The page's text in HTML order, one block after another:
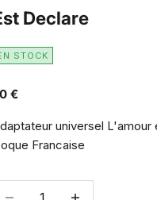
Declare
STOCK
de vente
€
universel L'amour
Francaise